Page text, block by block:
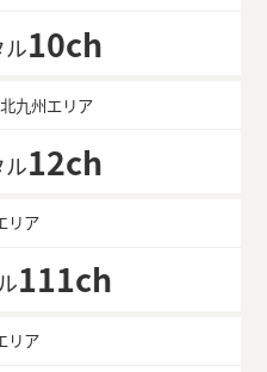
10ch
九州エリア
12ch
リア
111ch
リア